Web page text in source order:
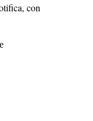
con